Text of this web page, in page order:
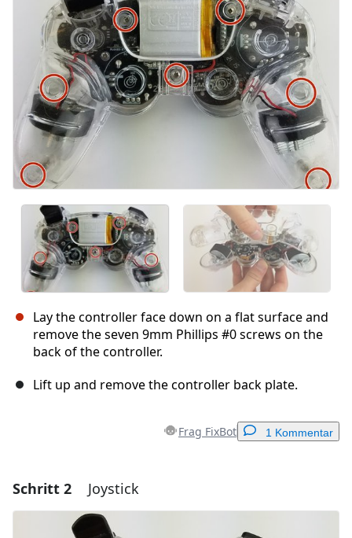
Lay the controller face down on a flat surface and
remove the seven 9mm Phillips #0 screws on the
back of the controller.
Lift up and remove the controller back plate.
Frag FixBot 1 Kommentar
Einen Kommentar hinzufügen
Kommentar hinzufügen
Schritt 2 Joystick